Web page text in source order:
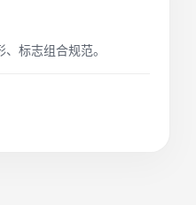
标志组合规范。